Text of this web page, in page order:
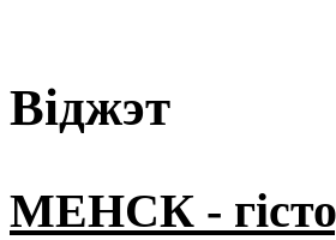
Віджэт
МЕНСК -